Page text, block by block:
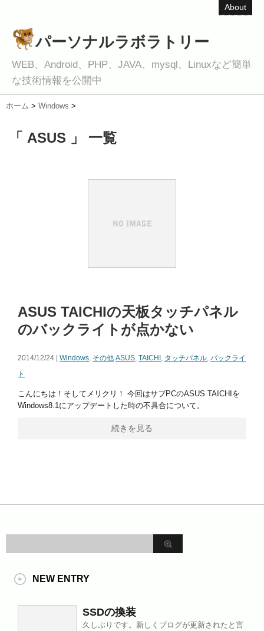
About
パーソナルラボラトリー
WEB、Android、PHP、JAVA、mysql、Linuxなど簡単
な技術情報を公開中
ホーム > Windows >
「 ASUS 」 一覧
ASUS TAICHIの天板タッチパネル
のバックライトが点かない
2014/12/24 | Windows, その他 ASUS, TAICHI , タッチパネル, バックライ
ト
こんにちは！そしてメリクリ！ 今回はサブPCのASUS TAICHIを
Windows8.1にアップデートした時の不具合について。
続きを見る
NEW ENTRY
SSDの換装
久しぶりです。新しくブログが更新されたと言